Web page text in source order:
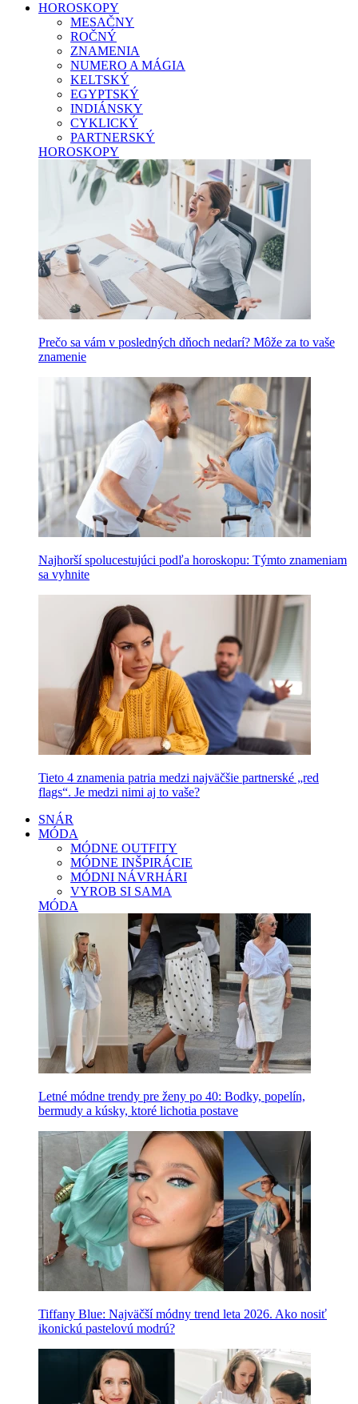
HOROSKOPY
MESAČNY
ROČNÝ
ZNAMENIA
NUMERO A MÁGIA
KELTSKÝ
EGYPTSKÝ
INDIÁNSKY
CYKLICKÝ
PARTNERSKÝ
HOROSKOPY
Prečo sa vám v posledných dňoch nedarí? Môže za to vaše
znamenie
Najhorší spolucestujúci podľa horoskopu: Týmto znameniam
sa vyhnite
Tieto 4 znamenia patria medzi najväčšie partnerské „red
flags“. Je medzi nimi aj to vaše?
SNÁR
MÓDA
MÓDNE OUTFITY
MÓDNE INŠPIRÁCIE
MÓDNI NÁVRHÁRI
VYROB SI SAMA
MÓDA
Letné módne trendy pre ženy po 40: Bodky, popelín,
bermudy a kúsky, ktoré lichotia postave
Tiffany Blue: Najväčší módny trend leta 2026. Ako nosiť
ikonickú pastelovú modrú?